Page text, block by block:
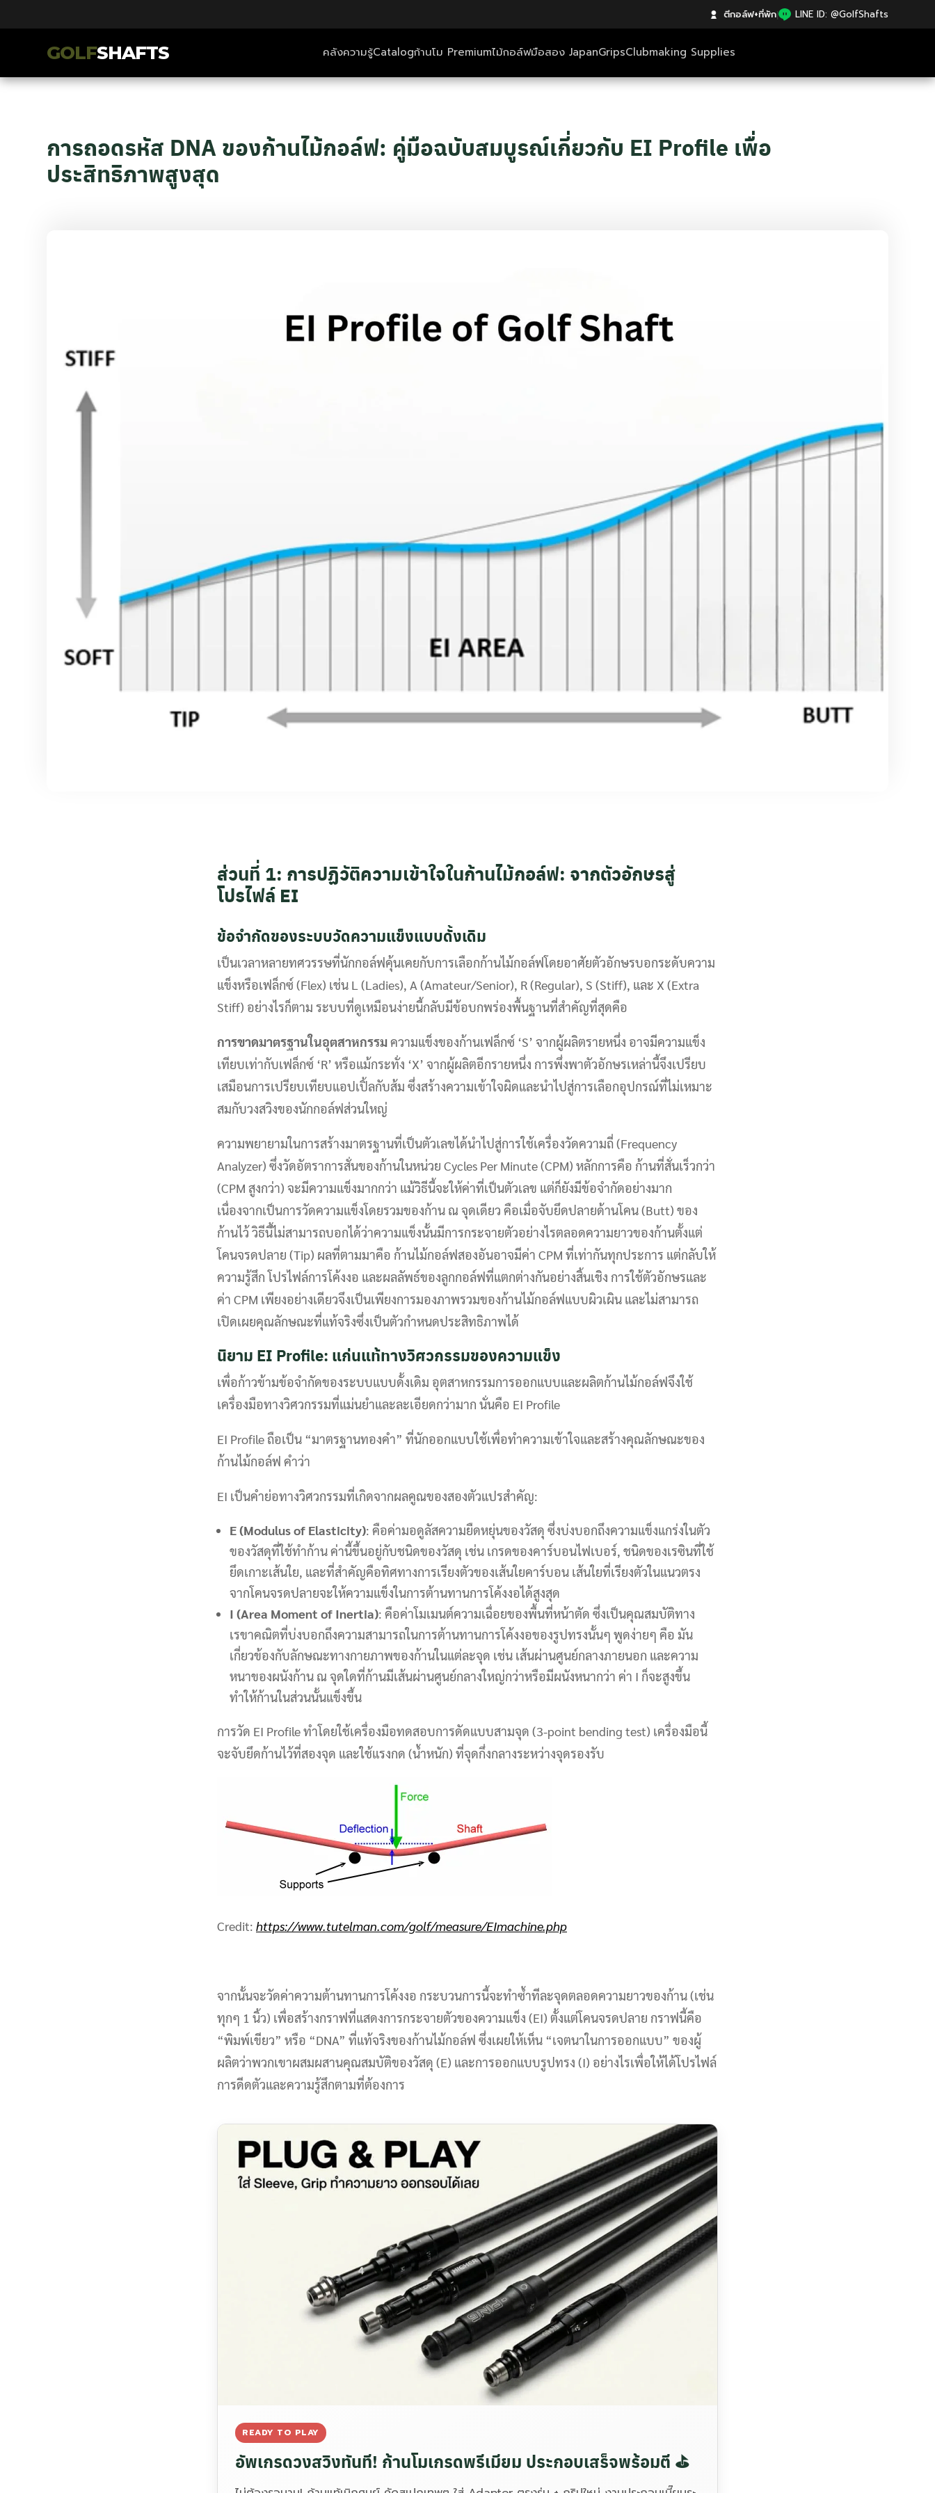
ตีกอล์ฟ+ที่พัก| LINE ID: @GolfShafts
GOLFSHAFTS คลังความรู้Catalogก้านโม Premiumไม้กอล์ฟมือสอง JapanGripsClubmaking Supplies
Clubmaking Supplies
การถอดรหัส DNA ของก้านไม้กอล์ฟ: คู่มือฉบับสมบูรณ์เกี่ยวกับ EI Profile เพื่อ
ประสิทธิภาพสูงสุด
ส่วนที่ 1: การปฏิวัติความเข้าใจในก้านไม้กอล์ฟ: จากตัวอักษรสู่
โปรไฟล์ EI
ข้อจำกัดของระบบวัดความแข็งแบบดั้งเดิม
เป็นเวลาหลายทศวรรษที่นักกอล์ฟคุ้นเคยกับการเลือกก้านไม้กอล์ฟโดยอาศัยตัวอักษรบอกระดับความ
แข็งหรือเฟล็กซ์ (Flex) เช่น L (Ladies), A (Amateur/Senior), R (Regular), S (Stiff), และ X (Extra
Stiff) อย่างไรก็ตาม ระบบที่ดูเหมือนง่ายนี้กลับมีข้อบกพร่องพื้นฐานที่สำคัญที่สุดคือ
การขาดมาตรฐานในอุตสาหกรรมความแข็งของก้านเฟล็กซ์ ‘S’ จากผู้ผลิตรายหนึ่ง อาจมีความแข็ง
เทียบเท่ากับเฟล็กซ์ ‘R’ หรือแม้กระทั่ง ‘X’ จากผู้ผลิตอีกรายหนึ่ง การพึ่งพาตัวอักษรเหล่านี้จึงเปรียบ
เสมือนการเปรียบเทียบแอปเปิ้ลกับส้ม ซึ่งสร้างความเข้าใจผิดและนำไปสู่การเลือกอุปกรณ์ที่ไม่เหมาะ
สมกับวงสวิงของนักกอล์ฟส่วนใหญ่
ความพยายามในการสร้างมาตรฐานที่เป็นตัวเลขได้นำไปสู่การใช้เครื่องวัดความถี่ (Frequency
Analyzer) ซึ่งวัดอัตราการสั่นของก้านในหน่วย Cycles Per Minute (CPM) หลักการคือ ก้านที่สั่นเร็วกว่า
(CPM สูงกว่า) จะมีความแข็งมากกว่า แม้วิธีนี้จะให้ค่าที่เป็นตัวเลข แต่ก็ยังมีข้อจำกัดอย่างมาก
เนื่องจากเป็นการวัดความแข็งโดยรวมของก้าน ณ จุดเดียว คือเมื่อจับยึดปลายด้านโคน (Butt) ของ
ก้านไว้ วิธีนี้ไม่สามารถบอกได้ว่าความแข็งนั้นมีการกระจายตัวอย่างไรตลอดความยาวของก้านตั้งแต่
โคนจรดปลาย (Tip) ผลที่ตามมาคือ ก้านไม้กอล์ฟสองอันอาจมีค่า CPM ที่เท่ากันทุกประการ แต่กลับให้
ความรู้สึก โปรไฟล์การโค้งงอ และผลลัพธ์ของลูกกอล์ฟที่แตกต่างกันอย่างสิ้นเชิง การใช้ตัวอักษรและ
ค่า CPM เพียงอย่างเดียวจึงเป็นเพียงการมองภาพรวมของก้านไม้กอล์ฟแบบผิวเผิน และไม่สามารถ
เปิดเผยคุณลักษณะที่แท้จริงซึ่งเป็นตัวกำหนดประสิทธิภาพได้
นิยาม EI Profile: แก่นแท้ทางวิศวกรรมของความแข็ง
เพื่อก้าวข้ามข้อจำกัดของระบบแบบดั้งเดิม อุตสาหกรรมการออกแบบและผลิตก้านไม้กอล์ฟจึงใช้
เครื่องมือทางวิศวกรรมที่แม่นยำและละเอียดกว่ามาก นั่นคือ EI Profile
EI Profile ถือเป็น “มาตรฐานทองคำ” ที่นักออกแบบใช้เพื่อทำความเข้าใจและสร้างคุณลักษณะของ
ก้านไม้กอล์ฟ คำว่า
EI เป็นคำย่อทางวิศวกรรมที่เกิดจากผลคูณของสองตัวแปรสำคัญ:
E (Modulus of Elasticity): คือค่ามอดูลัสความยืดหยุ่นของวัสดุ ซึ่งบ่งบอกถึงความแข็งแกร่งในตัว
ของวัสดุที่ใช้ทำก้าน ค่านี้ขึ้นอยู่กับชนิดของวัสดุ เช่น เกรดของคาร์บอนไฟเบอร์, ชนิดของเรซินที่ใช้
ยึดเกาะเส้นใย, และที่สำคัญคือทิศทางการเรียงตัวของเส้นใยคาร์บอน เส้นใยที่เรียงตัวในแนวตรง
จากโคนจรดปลายจะให้ความแข็งในการต้านทานการโค้งงอได้สูงสุด
I (Area Moment of Inertia): คือค่าโมเมนต์ความเฉื่อยของพื้นที่หน้าตัด ซึ่งเป็นคุณสมบัติทาง
เรขาคณิตที่บ่งบอกถึงความสามารถในการต้านทานการโค้งงอของรูปทรงนั้นๆ พูดง่ายๆ คือ มัน
เกี่ยวข้องกับลักษณะทางกายภาพของก้านในแต่ละจุด เช่น เส้นผ่านศูนย์กลางภายนอก และความ
หนาของผนังก้าน ณ จุดใดที่ก้านมีเส้นผ่านศูนย์กลางใหญ่กว่าหรือมีผนังหนากว่า ค่า I ก็จะสูงขึ้น
ทำให้ก้านในส่วนนั้นแข็งขึ้น
การวัด EI Profile ทำโดยใช้เครื่องมือทดสอบการดัดแบบสามจุด (3-point bending test) เครื่องมือนี้
จะจับยึดก้านไว้ที่สองจุด และใช้แรงกด (น้ำหนัก) ที่จุดกึ่งกลางระหว่างจุดรองรับ
Credit: https://www.tutelman.com/golf/measure/EImachine.php
จากนั้นจะวัดค่าความต้านทานการโค้งงอ กระบวนการนี้จะทำซ้ำทีละจุดตลอดความยาวของก้าน (เช่น
ทุกๆ 1 นิ้ว) เพื่อสร้างกราฟที่แสดงการกระจายตัวของความแข็ง (EI) ตั้งแต่โคนจรดปลาย กราฟนี้คือ
“พิมพ์เขียว” หรือ “DNA” ที่แท้จริงของก้านไม้กอล์ฟ ซึ่งเผยให้เห็น “เจตนาในการออกแบบ” ของผู้
ผลิตว่าพวกเขาผสมผสานคุณสมบัติของวัสดุ (E) และการออกแบบรูปทรง (I) อย่างไรเพื่อให้ได้โปรไฟล์
การดีดตัวและความรู้สึกตามที่ต้องการ
READY TO PLAY
อัพเกรดวงสวิงทันที! ก้านโมเกรดพรีเมียม ประกอบเสร็จพร้อมตี ⛳